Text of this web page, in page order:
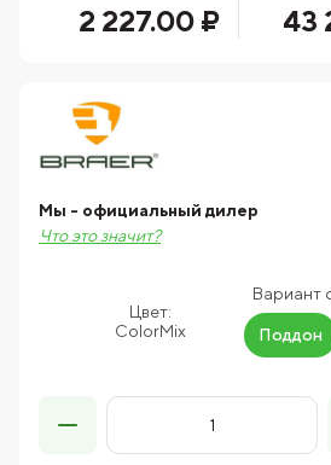
2 227.00 ₽ 43
Цвет:
ColorMix
Вариант
Поддон
Мы - официальный дилер
Что это значит?